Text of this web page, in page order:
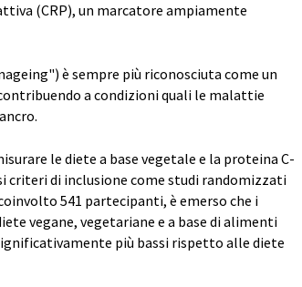
(CRP), un marcatore ampiamente
è sempre più riconosciuta come un
a condizioni quali le malattie
le diete a base vegetale e la proteina C-
criteri di inclusione come studi randomizzati
541 partecipanti, è emerso che i
vegane, vegetariane e a base di alimenti
più bassi rispetto alle diete